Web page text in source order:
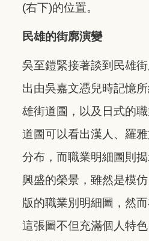
(右下)的位置。
民雄的街廓演變
吳至鎧緊接著談到民雄
出由吳嘉文憑兒時記憶
雄街道圖，以及日式的
道圖可以看出漢人、羅
分布，而職業明細圖則
興盛的榮景，雖然是模
版的職業別明細圖，然
這張圖不但充滿個人特